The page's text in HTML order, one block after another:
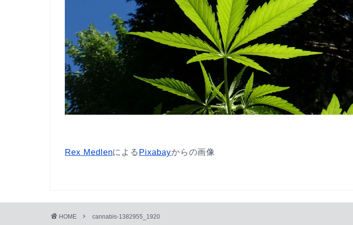
Rex Medlenによる Pixabayからの画像
HOME cannabis-1382955_1920